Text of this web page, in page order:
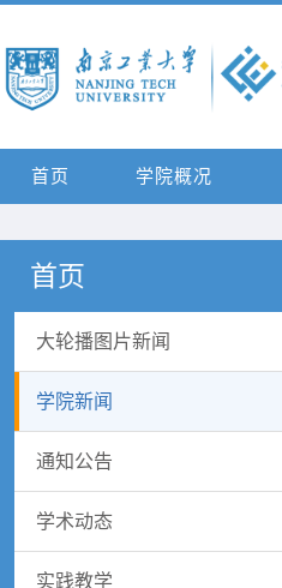
首页 学院概况
首页
大轮播图片新闻
学院新闻
通知公告
学术动态
实践教学